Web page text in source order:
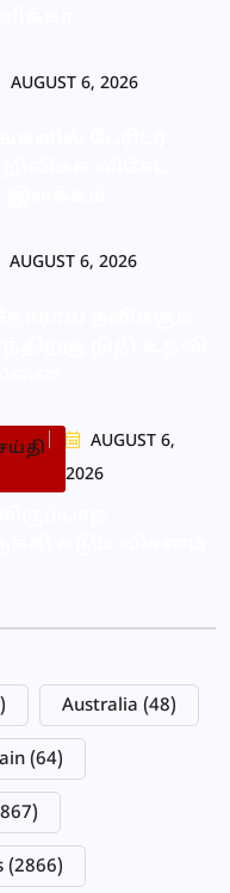
AUGUST 6, 2026
AUGUST 6, 2026
AUGUST 6,
2026
Australia (48)
(64)
(2866)